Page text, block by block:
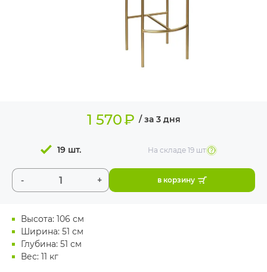
Высота: 106 см
Ширина: 51 см
Глубина: 51 см
Вес: 11 кг
1 570₽ / за 3 дня
- +
19 шт. На складе 19 шт
в корзину